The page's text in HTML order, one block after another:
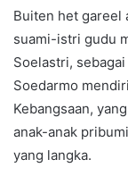
Buiten het gareel
suami-istri gudu
Soelastri,
Soedarmo
Kebangsaan,
anak-anak
yang langka.